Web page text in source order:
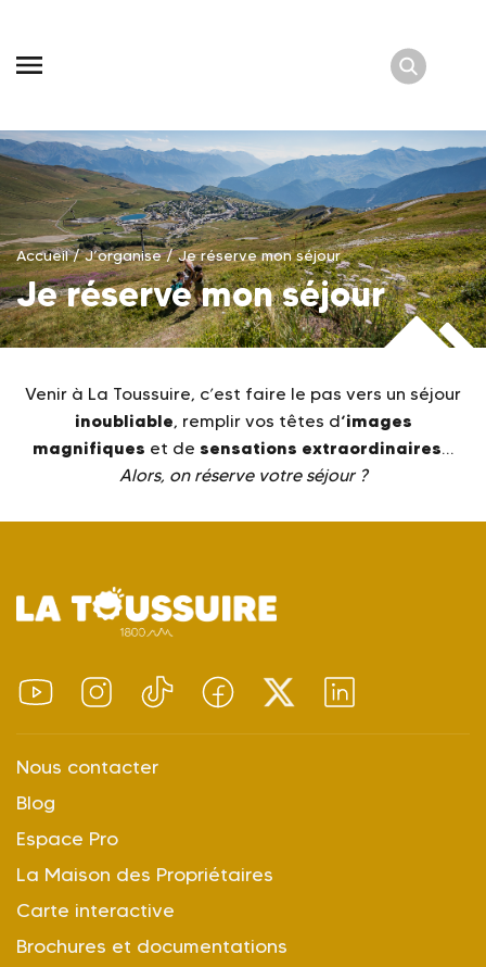
content
Accueil/J’organise/Je réserve mon séjour
Je réserve mon séjour
Venir à La Toussuire, c’est faire le pas vers un séjour
inoubliable, remplir vos têtes d‘images
magnifiques et de sensations extraordinaires…
Alors, on réserve votre séjour ?
Nous contacter
Blog
Espace Pro
La Maison des Propriétaires
Carte interactive
Brochures et documentations